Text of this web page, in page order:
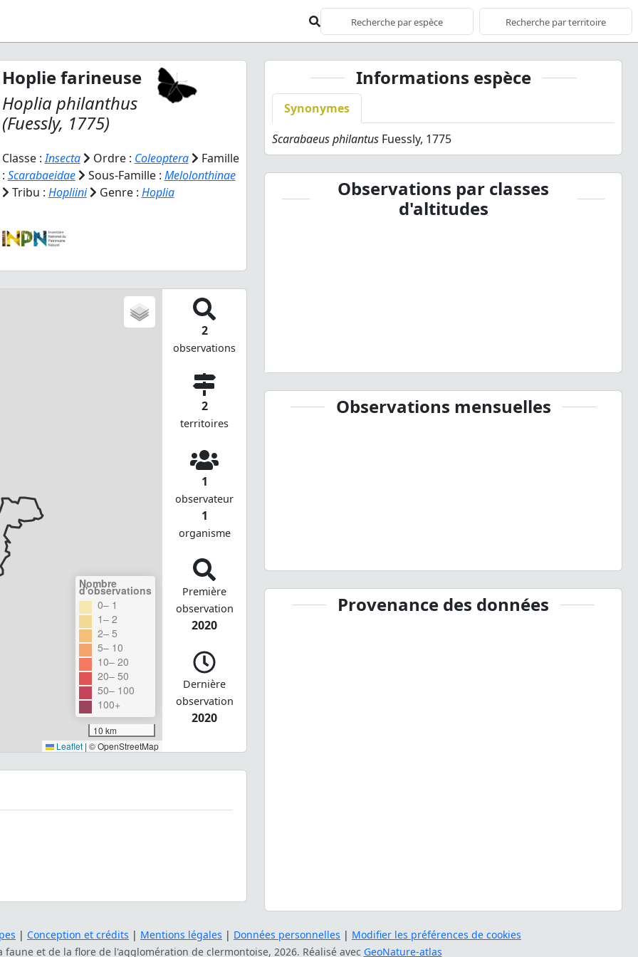
Hoplie farineuse
Hoplia philanthus
(Fuessly, 1775)
Classe :Insecta Ordre : Coleoptera
Famille
: Scarabaeidae Sous-Famille : Melolonthinae
Tribu : Hopliini Genre : Hoplia
Nombre
d'observations
0– 1
1– 2
2– 5
5– 10
10– 20
20– 50
50– 100
100+
10 km
Leaflet | © OpenStreetMap
2
observations
2
territoires
1
observateur
1
organisme
Première
observation
2020
Dernière
observation
2020
Informations espèce
Synonymes
Scarabaeus philantus Fuessly, 1775
Observations par classes
d'altitudes
Observations mensuelles
Provenance des données
| Conception et crédits | Mentions légales | Données personnelles | Modifier les préférences de cookies
faune et de la flore de l'agglomération de clermontoise, 2026. Réalisé avec GeoNature-atlas